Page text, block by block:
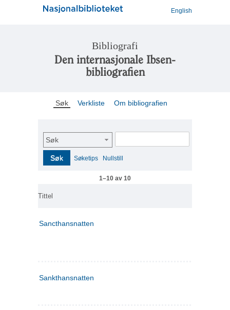
English
Bibliografi
Den internasjonale Ibsen-
bibliografien
Søk Verkliste Om bibliografien
Søk
Søk Søketips Nullstill
1–10 av 10
Tittel
Sancthansnatten
Sankthansnatten